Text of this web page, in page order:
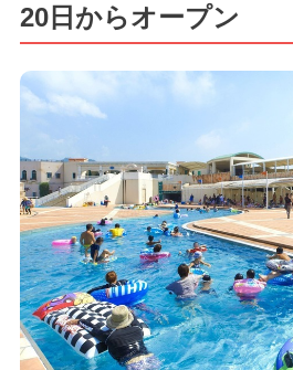
20日からオープン